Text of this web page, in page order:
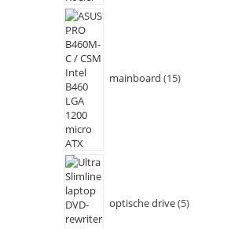
mainboard 15
optische drive 5